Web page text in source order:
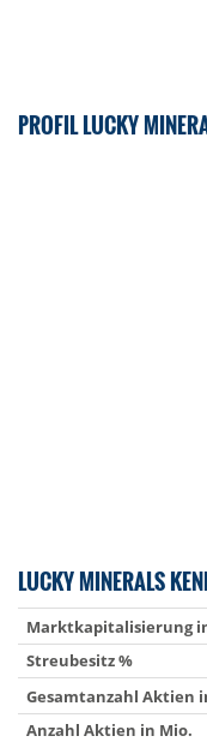
PROFIL LUCKY
LUCKY MINERALS
Marktkapitalisierung
Streubesitz %
Gesamtanzahl Aktien
Anzahl Aktien in Mio.